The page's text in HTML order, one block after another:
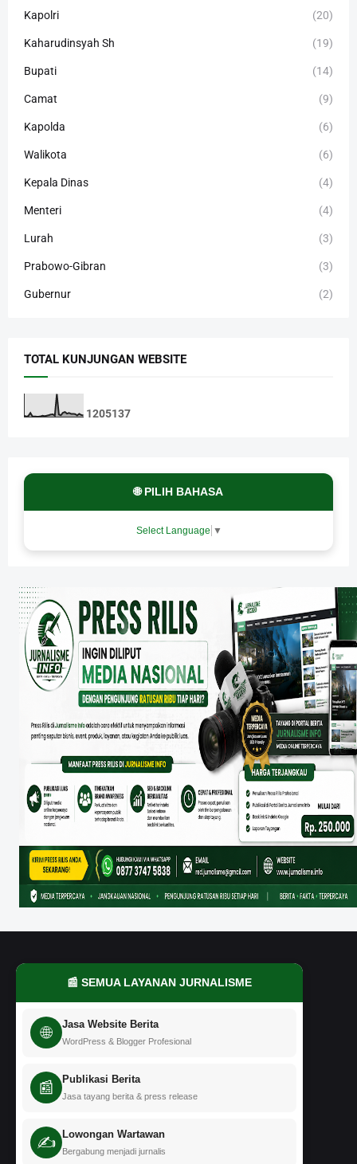
Kapolri (20)
Kaharudinsyah Sh (19)
Bupati (14)
Camat (9)
Kapolda (6)
Walikota (6)
Kepala Dinas (4)
Menteri (4)
Lurah (3)
Prabowo-Gibran (3)
Gubernur (2)
TOTAL KUNJUNGAN WEBSITE
1205137
🌐 PILIH BAHASA
Select Language ▼
📰 SEMUA LAYANAN JURNALISME
🌐 Jasa Website Berita
WordPress & Blogger Profesional
📰 Publikasi Berita
Jasa tayang berita & press release
✍️ Lowongan Wartawan
Bergabung menjadi jurnalis